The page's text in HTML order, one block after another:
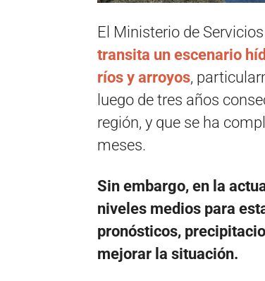
El Ministerio de
transita un escenario
ríos y arroyos,
luego de tres años
región, y que se ha
meses.
Sin embargo, en la
niveles medios para
pronósticos,
mejorar la situación.